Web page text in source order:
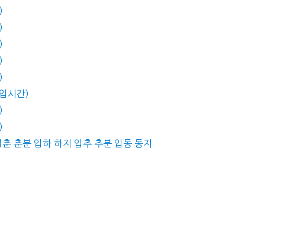
시간)
춘분 입하 하지 입추 추분 입동 동지